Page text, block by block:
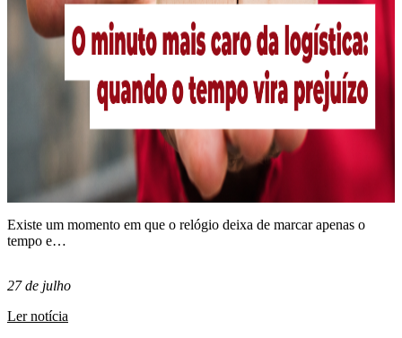
Existe um momento em que o relógio deixa de marcar apenas o
tempo e…
27 de julho
Ler notícia